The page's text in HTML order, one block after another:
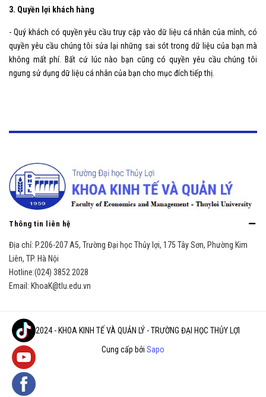
3. Quyền lợi khách hàng
- Quý khách có quyền yêu cầu truy cập vào dữ liệu cá nhân của mình, có
quyền yêu cầu chúng tôi sửa lại những sai sót trong dữ liệu của bạn mà
không mất phí. Bất cứ lúc nào bạn cũng có quyền yêu cầu chúng tôi
ngưng sử dụng dữ liệu cá nhân của bạn cho mục đích tiếp thị.
Thông tin liên hệ
Địa chỉ: P.206-207 A5, Trường Đại học Thủy lợi, 175 Tây Sơn, Phường Kim
Liên, TP. Hà Nội
Hotline:(024) 3852 2028
Email: KhoaK@tlu.edu.vn
© 2024 - KHOA KINH TẾ VÀ QUẢN LÝ - TRƯỜNG ĐẠI HỌC THỦY LỢI
Cung cấp bởi Sapo